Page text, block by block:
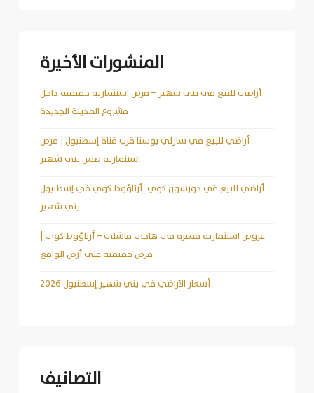
المنشورات الأخيرة
أراضي للبيع في يني شهير – فرص استثمارية حقيقية داخل
مشروع المدينة الجديدة
أراضي للبيع في سازلي بوسنا قرب قناة إسطنبول | فرص
استثمارية ضمن يني شهير
أراضي للبيع في دورسون كوي_أرناؤوط كوي في إسطنبول
يني شهير
عروض استثمارية مميزة في هاجي ماشلي – أرناؤوط كوي |
فرص حقيقية على أرض الواقع
أسعار الأراضي في يني شهير إسطنبول 2026
التصانيف